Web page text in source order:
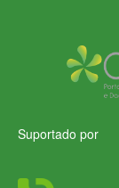
Suportado por